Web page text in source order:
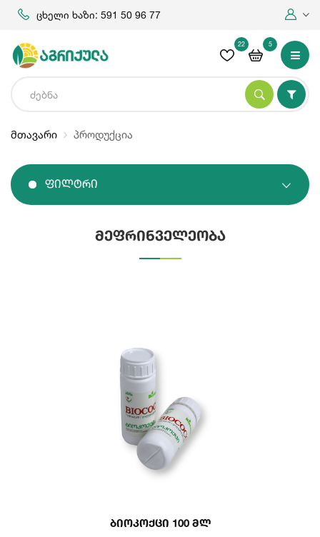
ცხელი ხაზი: 591 50 96 77
22 5
მთავარი პროდუქცია
Ფილტრი
მეფრინველეობა
Ბიოკოქცი 100 Მლ